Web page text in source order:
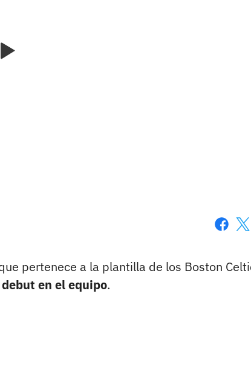
pertenece a la plantilla de los Boston
en el equipo.